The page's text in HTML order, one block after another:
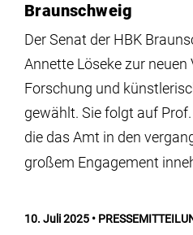
Braunschweig
Der Senat der HBK
Annette Löseke zur
Forschung und
gewählt. Sie folgt auf
die das Amt in den
großem Engagement
10. Juli 2025